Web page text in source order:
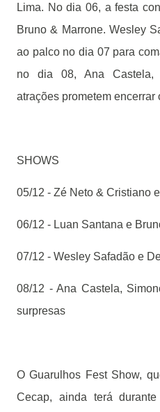
Lima. No dia 06, a festa
Bruno & Marrone. Wesley
ao palco no dia 07 para
no dia 08, Ana Castela,
atrações prometem
SHOWS
05/12 - Zé Neto & Cristiano
06/12 - Luan Santana e
07/12 - Wesley Safadão e
08/12 - Ana Castela,
surpresas
O Guarulhos Fest Show,
Cecap, ainda terá